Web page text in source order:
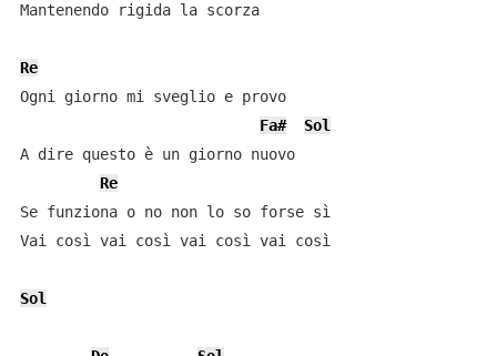
Mantenendo rigida la scorza
Re
Ogni giorno mi sveglio e provo
Fa#
Sol
A dire questo è un giorno nuovo
Re
Se funziona o no non lo so forse sì
Vai così vai così vai così vai così
Sol